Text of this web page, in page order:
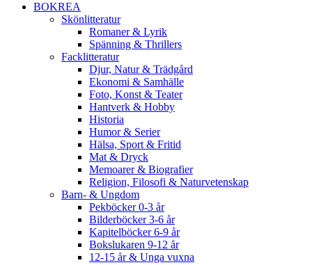
BOKREA
Skönlitteratur
Romaner & Lyrik
Spänning & Thrillers
Facklitteratur
Djur, Natur & Trädgård
Ekonomi & Samhälle
Foto, Konst & Teater
Hantverk & Hobby
Historia
Humor & Serier
Hälsa, Sport & Fritid
Mat & Dryck
Memoarer & Biografier
Religion, Filosofi & Naturvetenskap
Barn- & Ungdom
Pekböcker 0-3 år
Bilderböcker 3-6 år
Kapitelböcker 6-9 år
Bokslukaren 9-12 år
12-15 år & Unga vuxna